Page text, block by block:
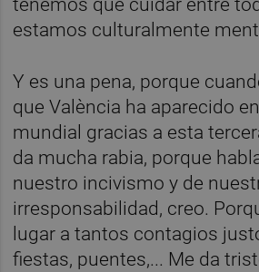
estamos culturalmente
Y es una pena, porque
que València ha aparecido
mundial gracias a esta
da mucha rabia, porque
nuestro incivismo y de
irresponsabilidad, creo.
lugar a tantos contagios
fiestas, puentes,... Me da